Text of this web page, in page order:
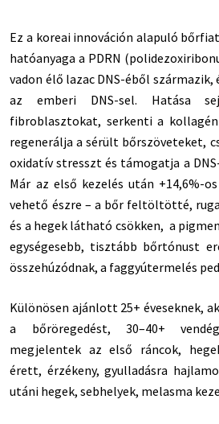
Ez a koreai innováción alapuló
hatóanyaga a PDRN
vadon élő lazac DNS-éből származik,
az emberi DNS-sel. Hatása
fibroblasztokat, serkenti a
regenerálja a sérült bőrszöveteket,
oxidatív stresszt és támogatja a
Már az első kezelés után +14,6%-
vehető észre – a bőr feltöltötté,
és a hegek látható csökken, a
egységesebb, tisztább bőrtónust
összehúzódnak, a faggyútermelés
Különösen ajánlott 25+ éveseknek,
a bőröregedést, 30–40+
megjelentek az első ráncok,
érett, érzékeny, gyulladásra
utáni hegek, sebhelyek, melasma